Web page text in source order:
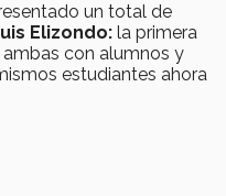
un total de
Elizondo: la primera
ambas con alumnos y
estudiantes ahora